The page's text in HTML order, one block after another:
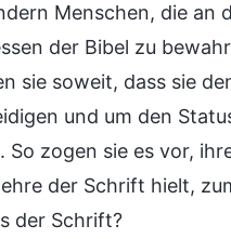
Menschen, die an
der Bibel zu
sie soweit, dass sie
und um den
zogen sie es vor,
der Schrift hielt,
der Schrift?